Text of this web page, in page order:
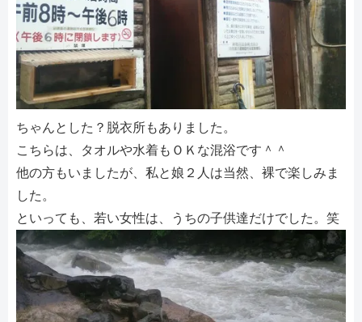
ちゃんとした？脱衣所もありました。
こちらは、タオルや水着もＯＫな混浴です＾＾
他の方もいましたが、私と娘２人は当然、裸で楽しみま
した。
といっても、若い女性は、うちの子供達だけでした。笑